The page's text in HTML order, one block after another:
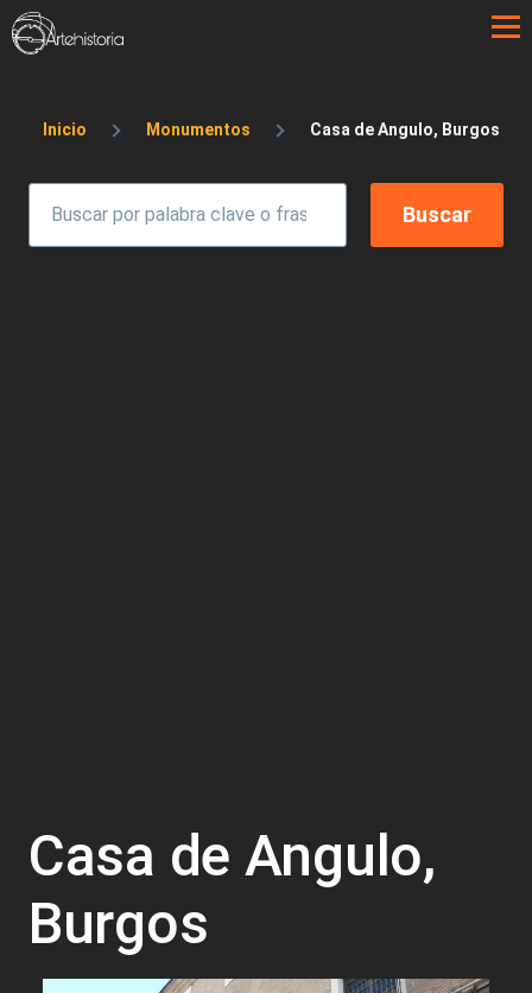
Pasar al contenido principal
Sobrescribir enlaces de ayuda a la
Inicio Monumentos Casa de Angulo, Burgos
Casa de Angulo,
Burgos